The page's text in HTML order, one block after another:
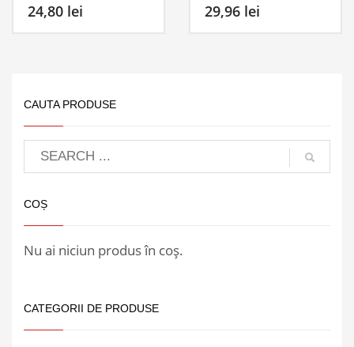
24,80 lei 29,96 lei
CAUTA PRODUSE
COȘ
Nu ai niciun produs în coș.
CATEGORII DE PRODUSE